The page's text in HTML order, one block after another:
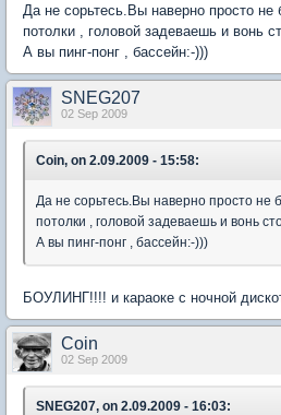
Да не сорьтесь.Вы наверно просто
потолки , головой задеваешь и вонь
А вы пинг-понг , бассейн:-)))
SNEG207
02 Sep 2009
Coin, on 2.09.2009 - 15:58:
Да не сорьтесь.Вы наверно просто не
потолки , головой задеваешь и вонь
А вы пинг-понг , бассейн:-)))
БОУЛИНГ!!!! и караоке с ночной
Coin
02 Sep 2009
SNEG207, on 2.09.2009 - 16:03: